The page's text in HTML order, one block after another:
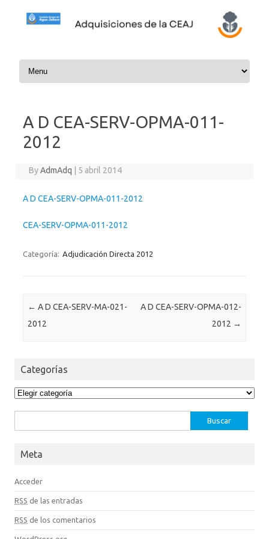
Skip to content
A D CEA-SERV-OPMA-011-
2012
ByAdmAdq 5 abril 2014
A D CEA-SERV-OPMA-011-2012
CEA-SERV-OPMA-011-2012
Categoría: Adjudicación Directa 2012
Post navigation
← A D CEA-SERV-MA-021-
2012
A D CEA-SERV-OPMA-012-
2012 →
Categorías
Categorías
Meta
Acceder
RSS de las entradas
RSS de los comentarios